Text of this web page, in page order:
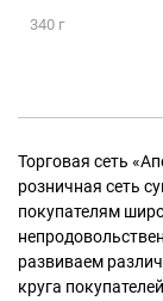
340 г
Торговая сеть
розничная сеть
покупателям
развиваем
круга